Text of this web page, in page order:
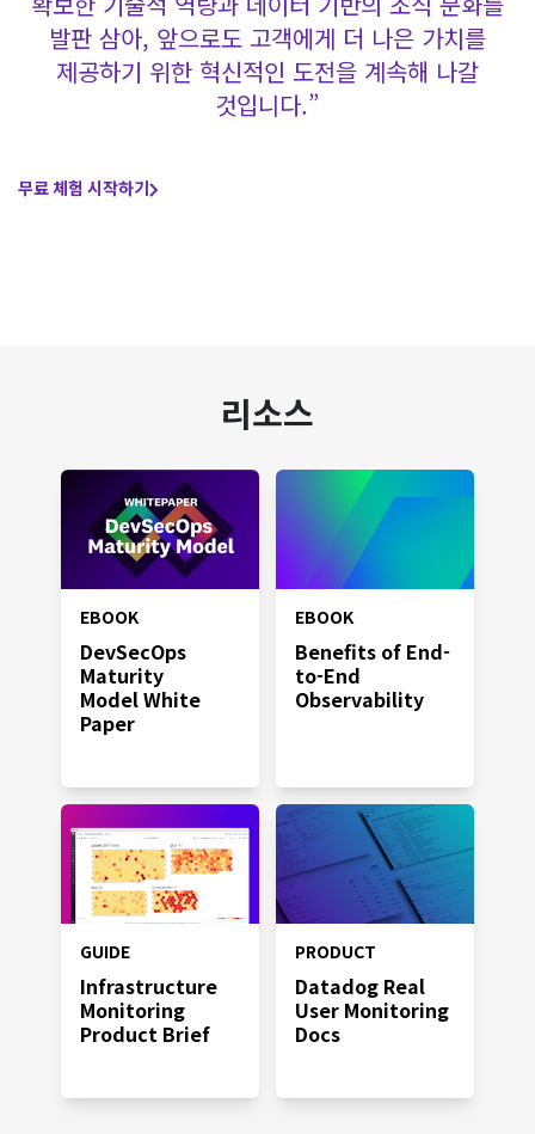
발판 삼아, 앞으로도 고객에게 더 나은 가치를
제공하기 위한 혁신적인 도전을 계속해 나갈
것입니다.”
무료 체험 시작하기
리소스
EBOOK
DevSecOps
Maturity
ModelWhite
Paper
EBOOK
Benefits of End-
to-End
Observability
GUIDE
Infrastructure
Monitoring
Product Brief
PRODUCT
Datadog Real
User Monitoring
Docs